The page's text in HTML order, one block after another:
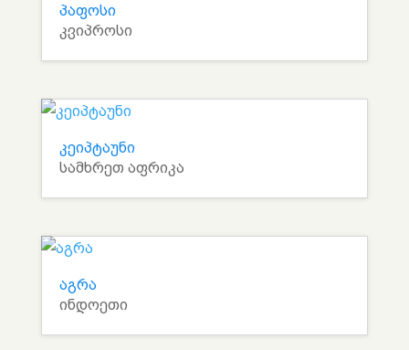
პაფოსი
კვიპროსი
კეიპტაუნი
სამხრეთ აფრიკა
აგრა
ინდოეთი